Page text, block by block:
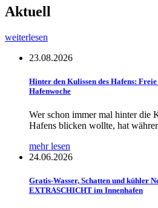
Aktuell
weiterlesen
23.08.2026
Hinter den Kulissen des Hafens:
Hafenwoche
Wer schon immer mal hinter die
Hafens blicken wollte, hat
mehr lesen
24.06.2026
Gratis-Wasser, Schatten und kühler
EXTRASCHICHT im Innenhafen